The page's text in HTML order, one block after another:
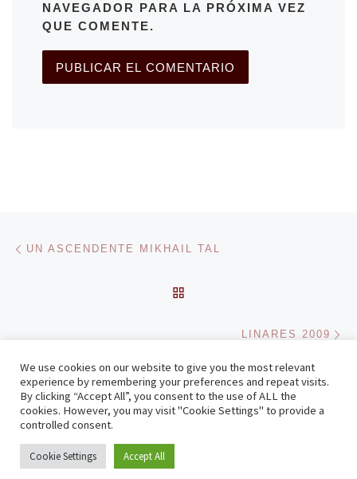
NAVEGADOR PARA LA PRÓXIMA VEZ
QUE COMENTE.
Navegación de entradas
UN ASCENDENTE MIKHAIL TAL
LINARES 2009
© 2026Zenonchess Ediciones– Todos los derechos reservados
Funciona con – Diseñado con el Tema Customizr
We use cookies on our website to give you the most relevant
experience by remembering your preferences and repeat visits.
By clicking “Accept All”, you consent to the use of ALL the
cookies. However, you may visit "Cookie Settings" to provide a
controlled consent.
Cookie Settings Accept All